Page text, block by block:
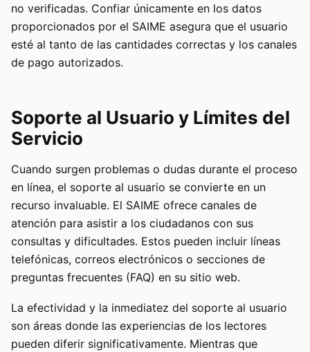
no verificadas. Confiar únicamente en los datos
proporcionados por el SAIME asegura que el usuario
esté al tanto de las cantidades correctas y los canales
de pago autorizados.
Soporte al Usuario y Límites del
Servicio
Cuando surgen problemas o dudas durante el proceso
en línea, el soporte al usuario se convierte en un
recurso invaluable. El SAIME ofrece canales de
atención para asistir a los ciudadanos con sus
consultas y dificultades. Estos pueden incluir líneas
telefónicas, correos electrónicos o secciones de
preguntas frecuentes (FAQ) en su sitio web.
La efectividad y la inmediatez del soporte al usuario
son áreas donde las experiencias de los lectores
pueden diferir significativamente. Mientras que